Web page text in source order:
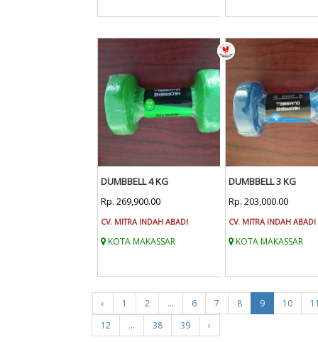
DUMBBELL 4 KG
Rp. 269,900.00
CV. MITRA INDAH ABADI
KOTA MAKASSAR
DUMBBELL 3 KG
Rp. 203,000.00
CV. MITRA INDAH ABADI
KOTA MAKASSAR
‹ 1 2 ... 6 7 8 9 10
12
... 38 39 ›